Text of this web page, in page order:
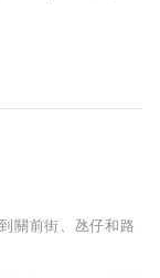
關前街、氹仔和路